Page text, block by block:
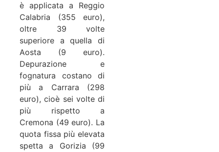
è applicata a Reggio
Calabria (355 euro),
oltre 39 volte
superiore a quella di
Aosta (9 euro).
Depurazione e
fognatura costano di
più a Carrara (298
euro), cioè sei volte di
più rispetto a
Cremona (49 euro). La
quota fissa più elevata
spetta a Gorizia (99